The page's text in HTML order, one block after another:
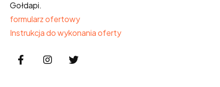
Gołdapi.
formularz ofertowy
Instrukcja do wykonania oferty